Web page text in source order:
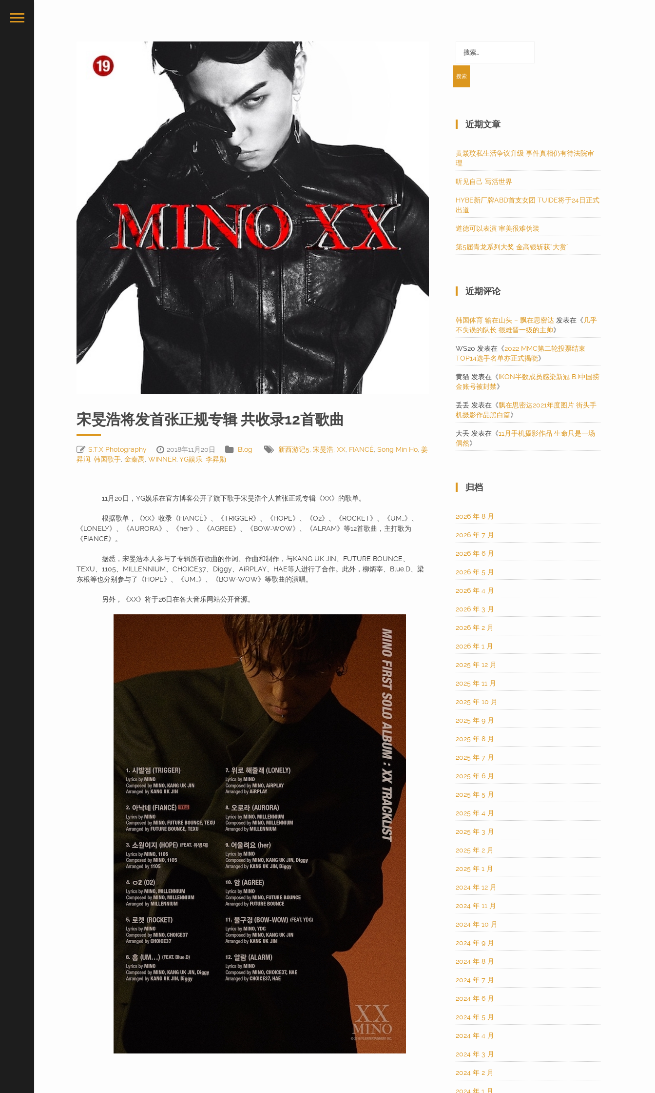
宋旻浩将发首张正规专辑 共收录12首歌曲
S.T.X Photography 2018年11月20日 Blog 新西游记5, 宋旻浩, XX, FIANCÉ, Song Min Ho, 姜
昇润, 韩国歌手, 金秦禹, WINNER, YG娱乐, 李昇勋
11月20日，YG娱乐在官方博客公开了旗下歌手宋旻浩个人首张正规专辑《XX》的歌单。
根据歌单，《XX》收录《FIANCÉ》、《TRIGGER》、《HOPE》、《O2》、《ROCKET》、《UM…》、
《LONELY》、《AURORA》、《her》、《AGREE》、《BOW-WOW》、《ALRAM》等12首歌曲，主打歌为
《FIANCÉ》。
据悉，宋旻浩本人参与了专辑所有歌曲的作词、作曲和制作，与KANG UK JIN、FUTURE BOUNCE、
TEXU、1105、MILLENNIUM、CHOICE37、Diggy、AiRPLAY、HAE等人进行了合作。此外，柳炳宰、Blue.D、梁
东根等也分别参与了《HOPE》、《UM…》、《BOW-WOW》等歌曲的演唱。
另外，《XX》将于26日在各大音乐网站公开音源。
索：
近期文章
黄晸玟私生活争议升级 事件真相仍有待法院审
理
听见自己 写活世界
HYBE新厂牌ABD首支女团 TUIDE将于24日正式
出道
道德可以表演 审美很难伪装
第5届青龙系列大奖 金高银斩获“大赏”
近期评论
韩国体育 输在山头 – 飘在思密达 发表在《 几乎
不失误的队长 很难晋一级的主帅》
WS20 发表在《2022 MMC第二轮投票结束
TOP14选手名单亦正式揭晓》
黄猫 发表在《iKON半数成员感染新冠 B.I中国捞
金账号被封禁》
丢丢 发表在《飘在思密达2021年度图片 街头手
机摄影作品黑白篇》
大丢 发表在《11月手机摄影作品 生命只是一场
偶然》
归档
2026 年 8 月
2026 年 7 月
2026 年 6 月
2026 年 5 月
2026 年 4 月
2026 年 3 月
2026 年 2 月
2026 年 1 月
2025 年 12 月
2025 年 11 月
2025 年 10 月
2025 年 9 月
2025 年 8 月
2025 年 7 月
2025 年 6 月
2025 年 5 月
2025 年 4 月
2025 年 3 月
2025 年 2 月
2025 年 1 月
2024 年 12 月
2024 年 11 月
2024 年 10 月
2024 年 9 月
2024 年 8 月
2024 年 7 月
2024 年 6 月
2024 年 5 月
2024 年 4 月
2024 年 3 月
2024 年 2 月
2024 年 1 月